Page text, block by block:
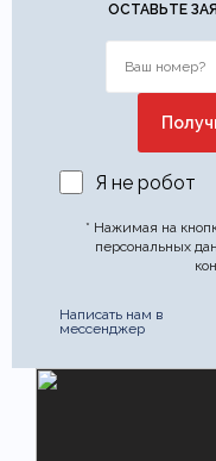
ОСТАВЬТЕ
Я не робот
* Нажимая на
персональных
Написать нам в
мессенджер